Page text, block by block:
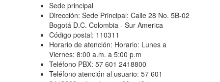
Sede principal
Dirección: Sede Principal: Calle 28 No. 5B-02
Bogotá D.C. Colombia - Sur America
Código postal: 110311
Horario de atención: Horario: Lunes a
Viernes: 8:00 a.m. a 5:00 p.m
Teléfono PBX: 57 601 2418800
Teléfono atención al usuario: 57 601